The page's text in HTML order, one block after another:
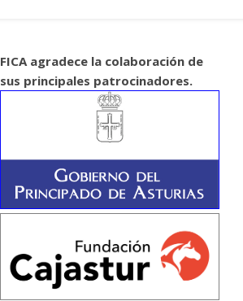
FICA agradece la colaboración de
sus principales patrocinadores.